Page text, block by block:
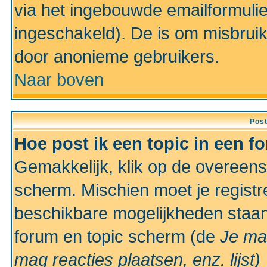
via het ingebouwde
ingeschakeld). De is om
door anonieme gebruikers.
Naar boven
Hoe post ik een topic in een
Gemakkelijk, klik op de
scherm. Mischien moet je
beschikbare mogelijkheden
forum en topic scherm (de Je
mag reacties plaatsen, enz. lijst)